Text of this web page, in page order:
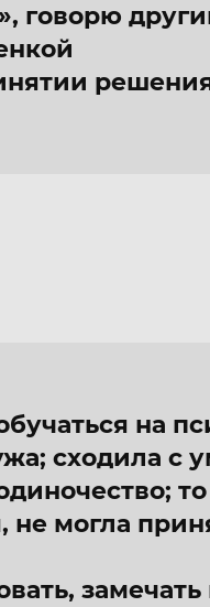
говорю
на
сходила с
не могла